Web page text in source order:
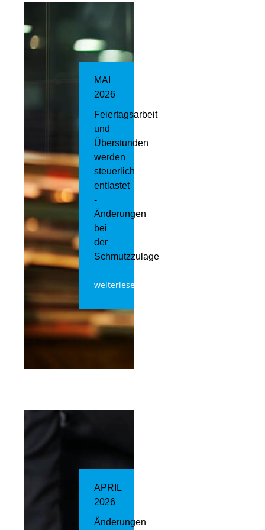
MAI
2026
Feiertagsarbeit
und
Überstunden
werden
steuerlich
entlastet
-
Änderungen
bei
der
Schmutzzulage
weiterlesen
APRIL
2026
Änderungen